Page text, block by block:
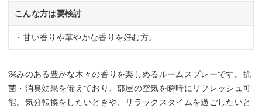
こんな方は要検討
・甘い香りや華やかな香りを好む方。
深みのある豊かな木々の香りを楽しめるルームスプレーです。抗
菌・消臭効果を備えており、部屋の空気を瞬時にリフレッシュ可
能。気分転換をしたいときや、リラックスタイムを過ごしたいと